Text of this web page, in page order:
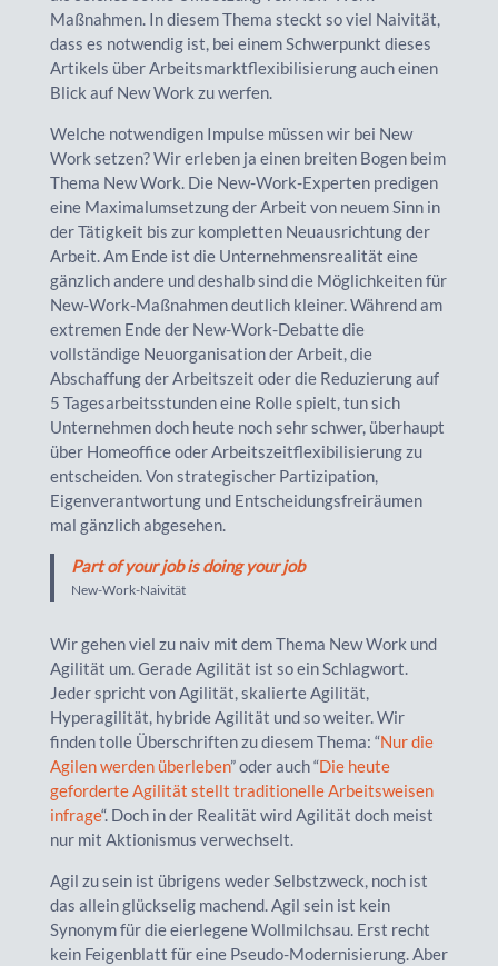
Maßnahmen. In diesem Thema steckt so viel Naivität,
dass es notwendig ist, bei einem Schwerpunkt dieses
Artikels über Arbeitsmarktflexibilisierung auch einen
Blick auf New Work zu werfen.
Welche notwendigen Impulse müssen wir bei New
Work setzen? Wir erleben ja einen breiten Bogen beim
Thema New Work. Die New-Work-Experten predigen
eine Maximalumsetzung der Arbeit von neuem Sinn in
der Tätigkeit bis zur kompletten Neuausrichtung der
Arbeit. Am Ende ist die Unternehmensrealität eine
gänzlich andere und deshalb sind die Möglichkeiten für
New-Work-Maßnahmen deutlich kleiner. Während am
extremen Ende der New-Work-Debatte die
vollständige Neuorganisation der Arbeit, die
Abschaffung der Arbeitszeit oder die Reduzierung auf
5 Tagesarbeitsstunden eine Rolle spielt, tun sich
Unternehmen doch heute noch sehr schwer, überhaupt
über Homeoffice oder Arbeitszeitflexibilisierung zu
entscheiden. Von strategischer Partizipation,
Eigenverantwortung und Entscheidungsfreiräumen
mal gänzlich abgesehen.
Part of your job is doing your job
New-Work-Naivität
Wir gehen viel zu naiv mit dem Thema New Work und
Agilität um. Gerade Agilität ist so ein Schlagwort.
Jeder spricht von Agilität, skalierte Agilität,
Hyperagilität, hybride Agilität und so weiter. Wir
finden tolle Überschriften zu diesem Thema: “Nur die
Agilen werden überleben” oder auch “Die heute
geforderte Agilität stellt traditionelle Arbeitsweisen
infrage“. Doch in der Realität wird Agilität doch meist
nur mit Aktionismus verwechselt.
Agil zu sein ist übrigens weder Selbstzweck, noch ist
das allein glückselig machend. Agil sein ist kein
Synonym für die eierlegene Wollmilchsau. Erst recht
kein Feigenblatt für eine Pseudo-Modernisierung. Aber